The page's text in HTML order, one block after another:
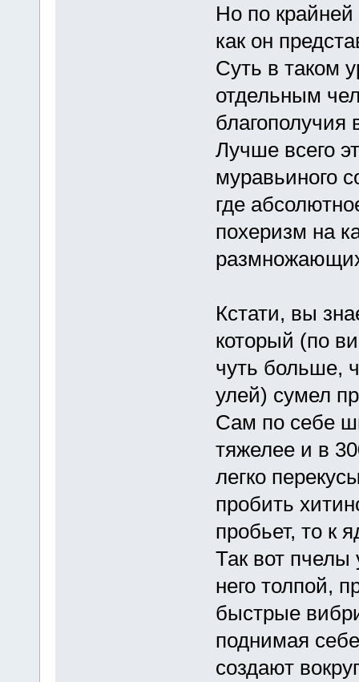
Но по крайней
как он
Суть в таком
отдельным
благополучия
Лучше всего
муравьиного
где
похеризм на
Кстати, вы
который (по
чуть больше,
улей) сумел
Сам по себе
тяжелее и в
легко
пробить
пробьет, то к
Так вот
него толпой,
быстрые
поднимая
создают